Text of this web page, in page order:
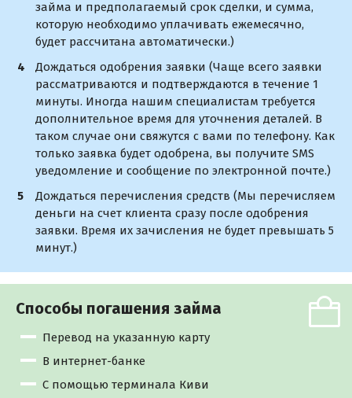
займа и предполагаемый срок сделки, и сумма,
которую необходимо уплачивать ежемесячно,
будет рассчитана автоматически.)
Дождаться одобрения заявки (Чаще всего заявки
рассматриваются и подтверждаются в течение 1
минуты. Иногда нашим специалистам требуется
дополнительное время для уточнения деталей. В
таком случае они свяжутся с вами по телефону. Как
только заявка будет одобрена, вы получите SMS
уведомление и сообщение по электронной почте.)
Дождаться перечисления средств (Мы перечисляем
деньги на счет клиента сразу после одобрения
заявки. Время их зачисления не будет превышать 5
минут.)
Способы погашения займа
Перевод на указанную карту
В интернет-банке
С помощью терминала Киви